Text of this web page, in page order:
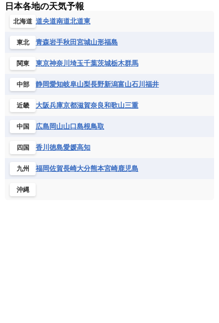
スロバキア スロベニア共和国
チェコ
デンマーク
フランス
ベルギー
ボスニア・ヘルツェゴビナ
モナコ公国
モルドバ
モンテネグロ
ラトビア
リトアニア
リヒテンシュタイン
北マケドニア
ワリス・フテュナ
キューバ
グアテマラ
グレナダ
ケイマン諸島
コロンビア
ジャマイカ
セントクリストファー・ネービス
セントビンセント及びグレナディーン諸島
セントルシア
チリ
トリニダード・トバゴ
ドミニカ共和国
ニカラグア共和国
ハイチ共和国
バルバドス
パナマ
フランス領ギアナ
ベネズエラ
ベリーズ
ボリビア
メキシコ
エジプト エスワティニ王国
エリトリア国
カメルーン
ギニアビサウ共和国
ケニア
コンゴ共和国
コンゴ民主共和国
コートジボワール
サントメ・プリンシペ民主共和国
ザンビア共和国
シエラレオネ共和国
ジブチ共和国
ジンバブエ
セントヘレナ諸島
セーシェル
チュニジア
ナミビア
ニジェール
ブルキナファソ
マダガスカル
日本各地の天気予報
北海道 道央道南道北道東
東北 青森岩手秋田宮城山形福島
関東 東京神奈川 埼玉千葉茨城栃木群馬
中部 静岡愛知岐阜山梨長野新潟富山石川 福井
近畿 大阪兵庫京都滋賀奈良和歌山三重
中国 広島岡山山口島根鳥取
四国 香川 徳島愛媛高知
九州 福岡佐賀長崎大分熊本宮崎鹿児島
沖縄